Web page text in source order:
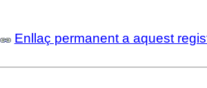
Enllaç permanent a aquest